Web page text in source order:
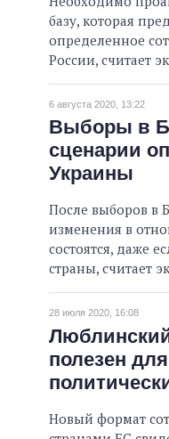
базу, которая
определенное
России, считает
6 августа 2020, 13:22
Выборы в
сценарии
Украины
После выборов в
изменения в
состоятся, даже
страны, считает
28 июля 2020, 16:08
полезен
Новый формат